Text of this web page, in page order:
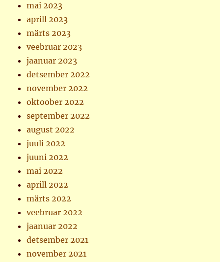
mai 2023
aprill 2023
märts 2023
veebruar 2023
jaanuar 2023
detsember 2022
november 2022
oktoober 2022
september 2022
august 2022
juuli 2022
juuni 2022
mai 2022
aprill 2022
märts 2022
veebruar 2022
jaanuar 2022
detsember 2021
november 2021